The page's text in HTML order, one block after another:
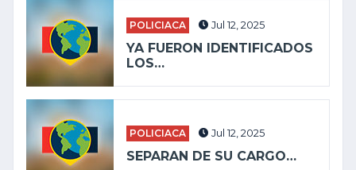
POLICIACA Jul 12, 2025
YA FUERON IDENTIFICADOS
LOS…
POLICIACA Jul 12, 2025
SEPARAN DE SU CARGO…